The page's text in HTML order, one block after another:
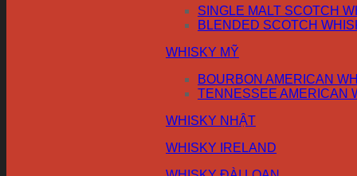
SINGLE MALT SCOTCH
BLENDED SCOTCH
WHISKY MỸ
BOURBON AMERICAN
TENNESSEE AMERICAN
WHISKY NHẬT
WHISKY IRELAND